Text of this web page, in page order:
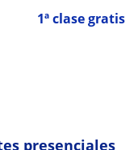
1ª clase gratis
presenciales